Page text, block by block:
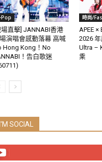
Pop
場直擊] JANNABI香港
演唱會感動落幕 高喊
Hong Kong！No
！告白歌迷
時尚/
APEE ×
2026
Ultra –
乘
I'M SOCIAL